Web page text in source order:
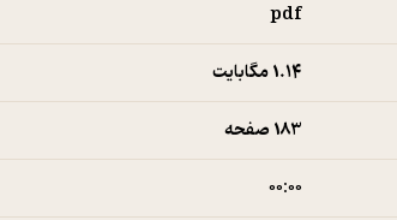
pdf
1.۱۴ مگابایت
183 صفحه
۰۰:۰۰